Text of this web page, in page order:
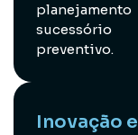
planejamento
sucessório
preventivo.
Inovação